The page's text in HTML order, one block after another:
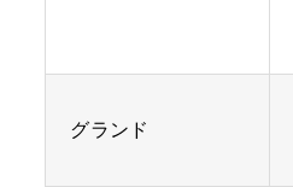
グランド